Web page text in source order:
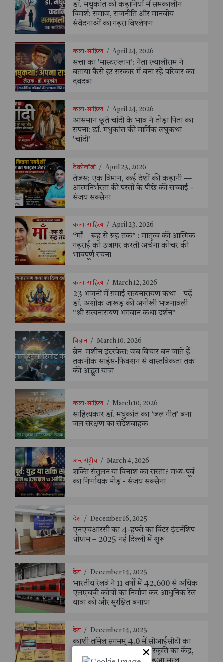
डॉ. मधुकांत की कहानियों में समकालीन
विमर्श: समाज, राजनीति और मानवीय
संवेदनाओं का गहरा विश्लेषण
कला-साहित्य / April 24, 2026
सत्ता का 'मास्टरप्लान': नेता ख्यालीराम ने
बताया कैसे हर सरकार में बना रहे परिवार का
दबदबा
कला-साहित्य / April 24, 2026
आसमान छूते चांदी के भाव ने तोड़ा पिता का
सपना: डॉ. मधुकांत की मार्मिक लघुकथा
'चांदी'
टेक्नोलॉजी / April 23, 2026
तेजस: एक विमान, कई देशों की कहानी —
आत्मनिर्भरता की परतों के पीछे की सच्चाई -
संजय सक्सैना
कला-साहित्य / April 23, 2026
“माँ – रूह से रूह तक” : मातृत्व की आत्मिक
गहराई को उजागर करती अर्चना कोचर की
भावपूर्ण रचना
कला-साहित्य / March 12, 2026
23 भजनों में समाई सत्यनारायण कथा—पढ़ें
डॉ. अशोक जाखड़ की अनोखी भजनावली
"श्री सत्यनारायण भगवान कथा दर्शन"
विज्ञान / March 10, 2026
ब्रेन–मशीन इंटरफेस: जब विचार बन जाते हैं
तकनीक साइंस-फिक्शन से वास्तविकता तक
की अद्भुत यात्रा
कला-साहित्य / March 10, 2026
साहित्यकार डॉ. मधुकांत का ‘जल गीत’ बना
जल संरक्षण का संदेशवाहक
अन्तर्राष्ट्रीय / March 4, 2026
शक्ति संतुलन या विनाश का रास्ता? मध्य-पूर्व
का निर्णायक मोड़ - संजय सक्सैना
देश / December 16, 2025
एनएचआरसी का 4-हफ्ते का विंटर इंटर्नशिप
प्रोग्राम – 2025 नई दिल्ली में शुरू
देश / December 14, 2025
भारतीय रेलवे ने 11 वर्षों में 42,600 से अधिक
एलएचबी कोचों का निर्माण कर आधुनिक रेल
यात्रा को और सुरक्षित बनाया
देश / December 14, 2025
काशी तमिल संगमम् 4.0 में सीआईसीटी का
स्टॉल बना तमिल भाषा और संस्कृति का केंद्र,
‘तमिल करकलाम’ से सीखना हुआ सरल
×